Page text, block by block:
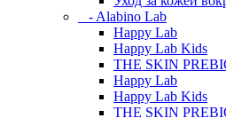
- Alabino Lab
Happy Lab
Happy Lab Kids
THE SKIN
Happy Lab
Happy Lab Kids
THE SKIN